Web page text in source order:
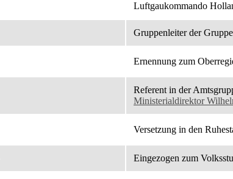
Luftgaukommando
Gruppenleiter der
Ernennung zum
Referent in der
Ministerialdirektor
Versetzung in den
Eingezogen zum